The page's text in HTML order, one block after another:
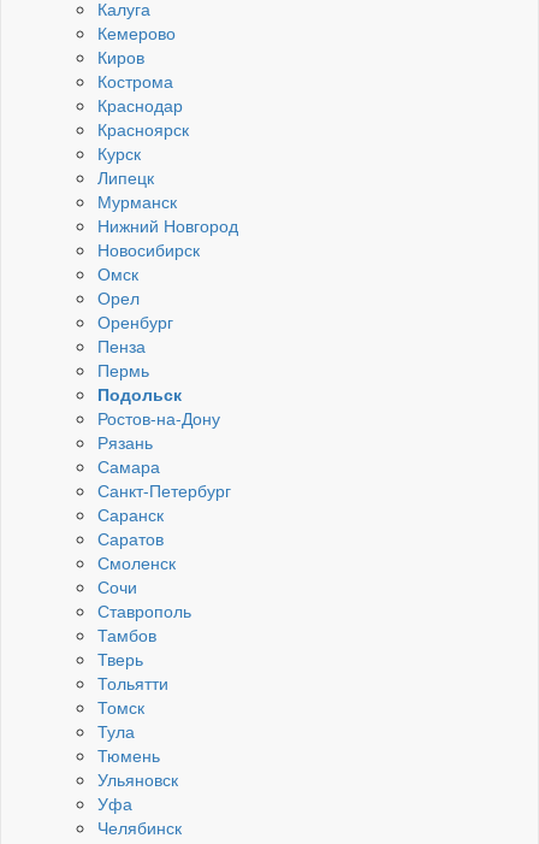
Калуга
Кемерово
Киров
Кострома
Краснодар
Красноярск
Курск
Липецк
Мурманск
Нижний Новгород
Новосибирск
Омск
Орел
Оренбург
Пенза
Пермь
Подольск
Ростов-на-Дону
Рязань
Самара
Санкт-Петербург
Саранск
Саратов
Смоленск
Сочи
Ставрополь
Тамбов
Тверь
Тольятти
Томск
Тула
Тюмень
Ульяновск
Уфа
Челябинск